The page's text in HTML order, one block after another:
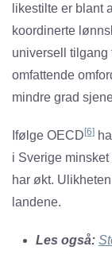
likestilte er blant
koordinerte
universell tilgang
omfattende
mindre grad
Ifølge OECD[6]
i Sverige
har økt.
landene.
Les også: